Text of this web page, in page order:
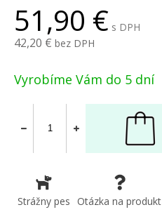
51,90 s DPH
42,20 bez DPH
Vyrobíme Vám do 5 dní
Strážny pes Otázka na produkt